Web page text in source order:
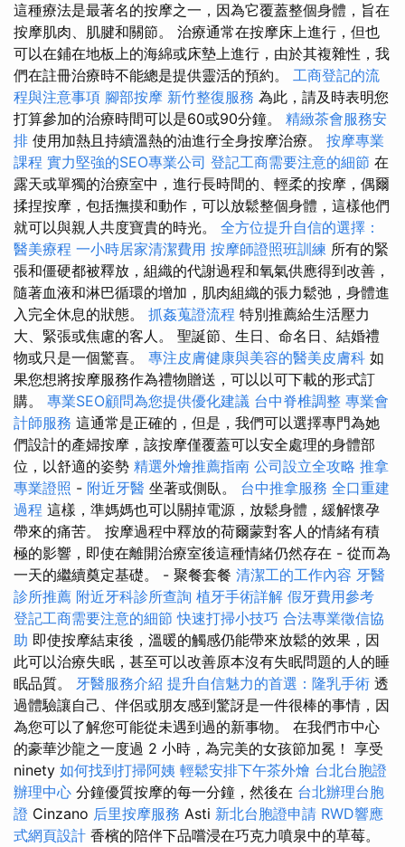
這種療法是最著名的按摩之一，因為它覆蓋整個身體，旨在
按摩肌肉、肌腱和關節。 治療通常在按摩床上進行，但也
可以在鋪在地板上的海綿或床墊上進行，由於其複雜性，我
們在註冊治療時不能總是提供靈活的預約。 工商登記的流
程與注意事項 腳部按摩 新竹整復服務 為此，請及時表明您
打算參加的治療時間可以是60或90分鐘。 精緻茶會服務安
排 使用加熱且持續溫熱的油進行全身按摩治療。 按摩專業
課程 實力堅強的SEO專業公司 登記工商需要注意的細節 在
露天或單獨的治療室中，進行長時間的、輕柔的按摩，偶爾
揉捏按摩，包括撫摸和動作，可以放鬆整個身體，這樣他們
就可以與親人共度寶貴的時光。 全方位提升自信的選擇：
醫美療程 一小時居家清潔費用 按摩師證照班訓練 所有的緊
張和僵硬都被釋放，組織的代謝過程和氧氣供應得到改善，
隨著血液和淋巴循環的增加，肌肉組織的張力鬆弛，身體進
入完全休息的狀態。 抓姦蒐證流程 特別推薦給生活壓力
大、緊張或焦慮的客人。 聖誕節、生日、命名日、結婚禮
物或只是一個驚喜。 專注皮膚健康與美容的醫美皮膚科 如
果您想將按摩服務作為禮物贈送，可以以可下載的形式訂
購。 專業SEO顧問為您提供優化建議 台中脊椎調整 專業會
計師服務 這通常是正確的，但是，我們可以選擇專門為她
們設計的產婦按摩，該按摩僅覆蓋可以安全處理的身體部
位，以舒適的姿勢 精選外燴推薦指南 公司設立全攻略 推拿
專業證照 - 附近牙醫 坐著或側臥。 台中推拿服務 全口重建
過程 這樣，準媽媽也可以關掉電源，放鬆身體，緩解懷孕
帶來的痛苦。 按摩過程中釋放的荷爾蒙對客人的情緒有積
極的影響，即使在離開治療室後這種情緒仍然存在 - 從而為
一天的繼續奠定基礎。 - 聚餐套餐 清潔工的工作內容 牙醫
診所推薦 附近牙科診所查詢 植牙手術詳解 假牙費用參考
登記工商需要注意的細節 快速打掃小技巧 合法專業徵信協
助 即使按摩結束後，溫暖的觸感仍能帶來放鬆的效果，因
此可以治療失眠，甚至可以改善原本沒有失眠問題的人的睡
眠品質。 牙醫服務介紹 提升自信魅力的首選：隆乳手術 透
過體驗讓自己、伴侶或朋友感到驚訝是一件很棒的事情，因
為您可以了解您可能從未遇到過的新事物。 在我們市中心
的豪華沙龍之一度過 2 小時，為完美的女孩節加冕！ 享受
ninety 如何找到打掃阿姨 輕鬆安排下午茶外燴 台北台胞證
辦理中心 分鐘優質按摩的每一分鐘，然後在 台北辦理台胞
證 Cinzano 后里按摩服務 Asti 新北台胞證申請 RWD響應
式網頁設計 香檳的陪伴下品嚐浸在巧克力噴泉中的草莓。